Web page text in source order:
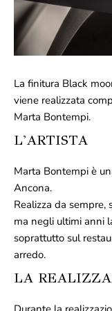
La finitura Black
viene realizzata
Marta Bontempi.
L'ARTISTA
Marta Bontempi è
Ancona.
Realizza da sempre,
ma negli ultimi anni
soprattutto sul
arredo.
LA